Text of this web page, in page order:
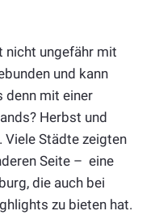
nicht ungefähr mit
und kann
denn mit einer
Herbst und
Viele Städte zeigten
Seite – eine
die auch bei
zu bieten hat.